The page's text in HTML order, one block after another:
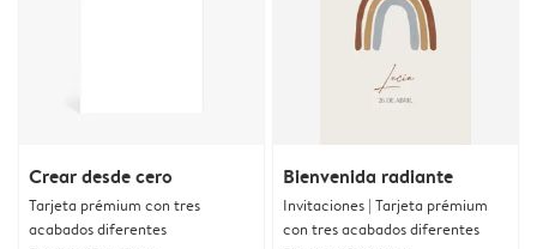
Crear desde cero
Tarjeta prémium con tres
acabados diferentes
Bienvenida radiante
Invitaciones | Tarjeta prémium
con tres acabados diferentes